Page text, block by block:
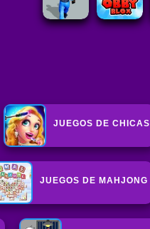
JUEGOS DE CHICAS
JUEGOS DE MAHJONG